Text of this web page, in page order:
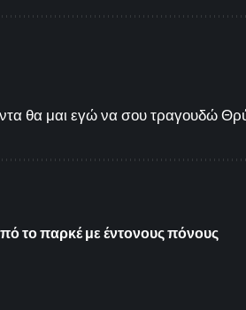
θα μαι εγώ να σου τραγουδώ
το παρκέ με έντονους πόνους